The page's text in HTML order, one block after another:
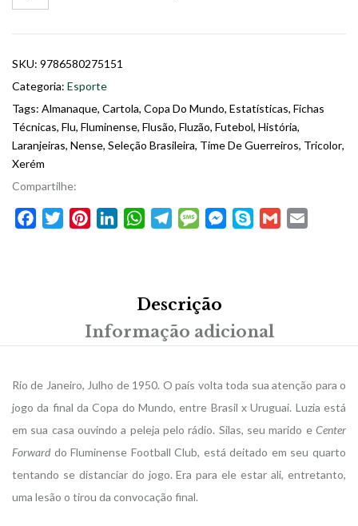
SKU: 9786580275151
Categoria: Esporte
Tags: Almanaque, Cartola, Copa Do Mundo, Estatísticas, Fichas
Técnicas, Flu, Fluminense, Flusão, Fluzão, Futebol, História,
Laranjeiras, Nense, Seleção Brasileira, Time De Guerreiros, Tricolor,
Xerém
Compartilhe:
FacebookTwitterPinterestLinkedInWhatsAppTelegramMessageMessenger
Skype Gmail
Descrição
Informação adicional
Rio de Janeiro, Julho de 1950. O país volta toda sua atenção para o
jogo da final da Copa do Mundo, entre Brasil x Uruguai. Luzia está
em sua casa ouvindo a peleja pelo rádio. Silas, seu marido e Center
Forward do Fluminense Football Club, está deitado em seu quarto
tentando se distanciar do jogo. Era para ele estar ali, entretanto,
uma lesão o tirou da convocação final.